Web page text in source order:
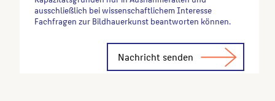
ausschließlich bei wissenschaftlichem Interesse
Fachfragen zur Bildhauerkunst beantworten können.